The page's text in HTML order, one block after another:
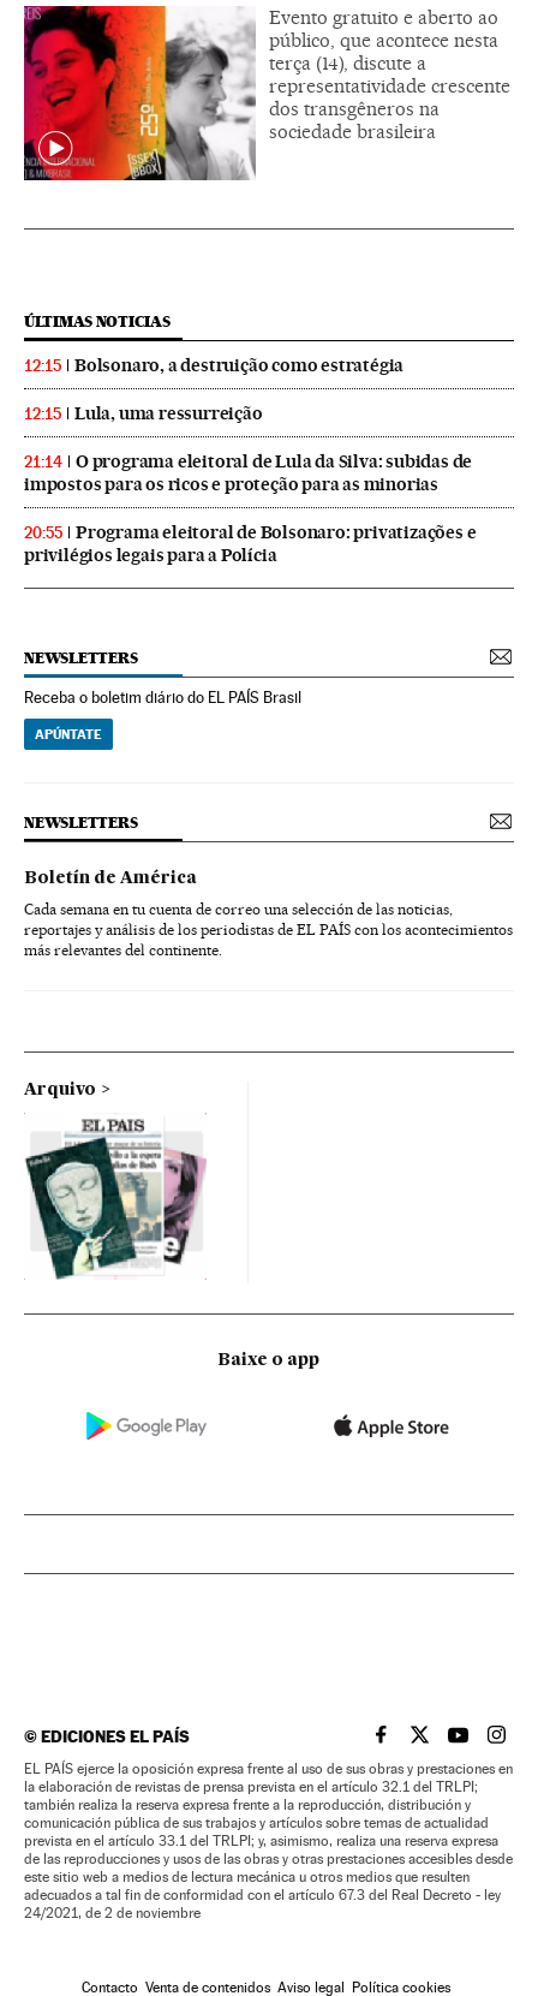
Evento gratuito e aberto ao
público, que acontece nesta
terça (14), discute a
representatividade crescente
dos transgêneros na
sociedade brasileira
ÚLTIMAS NOTICIAS
12:15 Bolsonaro, a destruição como estratégia
12:15 Lula, uma ressurreição
21:14
O programa eleitoral de Lula da Silva: subidas de
impostos para os ricos e proteção para as minorias
20:55
Programa eleitoral de Bolsonaro: privatizações e
privilégios legais para a Polícia
NEWSLETTERS
Receba o boletim diário do EL PAÍS Brasil
APÚNTATE
NEWSLETTERS
Boletín de América
Cada semana en tu cuenta de correo una selección de las noticias,
reportajes y análisis de los periodistas de EL PAÍS con los acontecimientos
más relevantes del continente.
Arquivo
Baixe o app
©EDICIONES EL PAÍS EL PAÍS BRASIL EN
EL PAÍSEL PAÍS
EL
EL PAÍS ejerce la oposición expresa frente al uso de sus obras y prestaciones en
la elaboración de revistas de prensa prevista en el artículo 32.1 del TRLPI;
también realiza la reserva expresa frente a la reproducción, distribución y
comunicación pública de sus trabajos y artículos sobre temas de actualidad
prevista en el artículo 33.1 del TRLPI; y, asimismo, realiza una reserva expresa
de las reproducciones y usos de las obras y otras prestaciones accesibles desde
este sitio web a medios de lectura mecánica u otros medios que resulten
adecuados a tal fin de conformidad con el artículo 67.3 del Real Decreto - ley
24/2021, de 2 de noviembre
Contacto Venta de contenidos Aviso legal Política cookies